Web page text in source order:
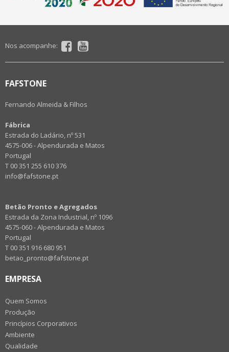
Nos acompanhe:
FAFSTONE
Fernando Almeida & Filhos
Fábrica
Estrada do Ladário, nº 531
4575-006 - Alpendurada e Matos
Portugal
T 00 351 255 610 376
info@fafstone.pt
Betão Pronto e Agregados
Estrada da Zona Industrial, nº 1096
4575-060 - Alpendurada e Matos
Portugal
T 00 351 916 680 951
betao_pronto@fafstone.pt
EMPRESA
Quem Somos
Produção
Princípios Corporativos
Ambiente
Qualidade